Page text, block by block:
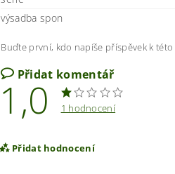
výsadba spon
Buďte první, kdo napíše příspěvek k
Přidat komentář
1,0 1 hodnocení
Přidat hodnocení